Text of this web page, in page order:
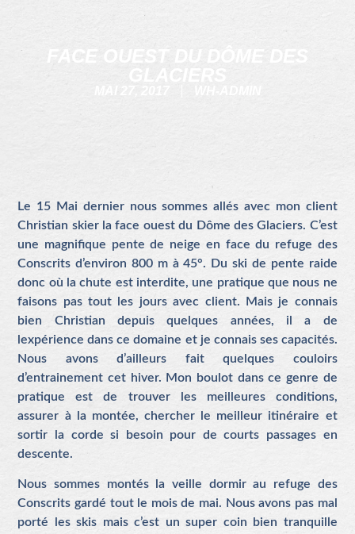
FACE OUEST DU DÔME DES
GLACIERS
Le 15 Mai dernier nous sommes allés avec mon client
Christian skier la face ouest du Dôme des Glaciers. C’est
une magnifique pente de neige en face du refuge des
Conscrits d’environ 800 m à 45°. Du ski de pente raide
donc où la chute est interdite, une pratique que nous ne
faisons pas tout les jours avec client. Mais je connais
bien Christian depuis quelques années, il a de
lexpérience dans ce domaine et je connais ses capacités.
Nous avons d’ailleurs fait quelques couloirs
d’entrainement cet hiver. Mon boulot dans ce genre de
pratique est de trouver les meilleures conditions,
assurer à la montée, chercher le meilleur itinéraire et
sortir la corde si besoin pour de courts passages en
descente.
Nous sommes montés la veille dormir au refuge des
Conscrits gardé tout le mois de mai. Nous avons pas mal
porté les skis mais c’est un super coin bien tranquille